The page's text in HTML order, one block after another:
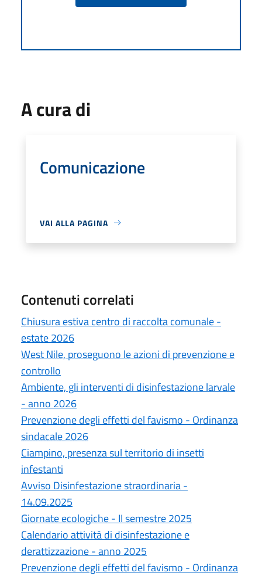
A cura di
Comunicazione
VAI ALLA PAGINA
Contenuti correlati
Chiusura estiva centro di raccolta comunale -
estate 2026
West Nile, proseguono le azioni di prevenzione e
controllo
Ambiente, gli interventi di disinfestazione larvale
- anno 2026
Prevenzione degli effetti del favismo - Ordinanza
sindacale 2026
Ciampino, presenza sul territorio di insetti
infestanti
Avviso Disinfestazione straordinaria -
14.09.2025
Giornate ecologiche - II semestre 2025
Calendario attività di disinfestazione e
derattizzazione - anno 2025
Prevenzione degli effetti del favismo - Ordinanza